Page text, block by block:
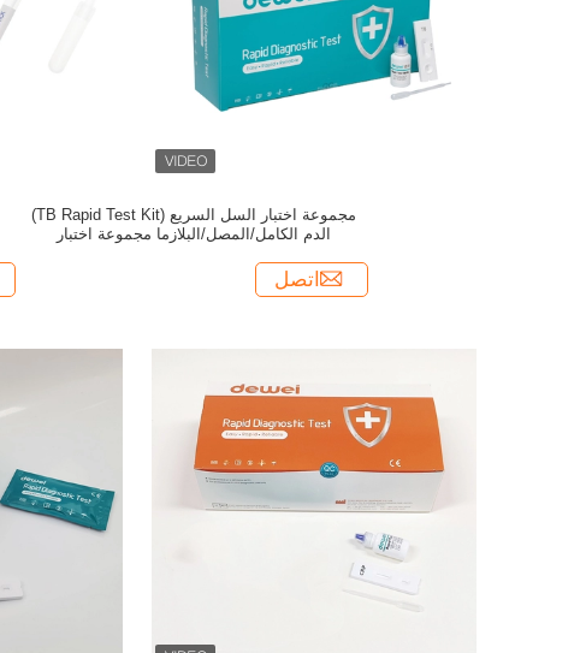
مجموعة اختبار السل السريع (TB Rapid Test Kit)
الدم الكامل/المصل/البلازما مجموعة اختبار
اتصل